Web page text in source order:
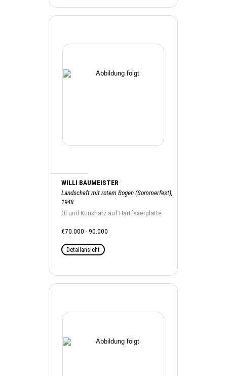
WILLI BAUMEISTER
Landschaft mit rotem Bogen (Sommerfest),
1948
Öl und Kunsharz auf Hartfaserplatte
€70.000 - 90.000
Detailansicht